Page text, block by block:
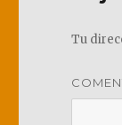
Tu